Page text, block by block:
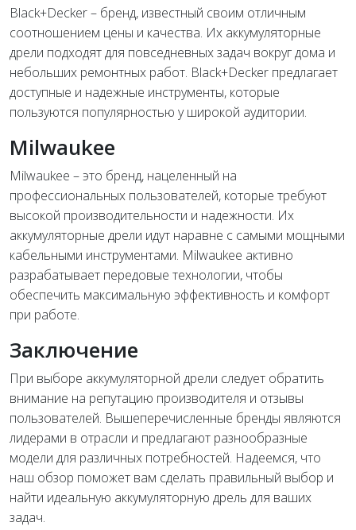
Black+Decker – бренд, известный своим отличным
соотношением цены и качества. Их аккумуляторные
дрели подходят для повседневных задач вокруг дома и
небольших ремонтных работ. Black+Decker предлагает
доступные и надежные инструменты, которые
пользуются популярностью у широкой аудитории.
Milwaukee
Milwaukee – это бренд, нацеленный на
профессиональных пользователей, которые требуют
высокой производительности и надежности. Их
аккумуляторные дрели идут наравне с самыми мощными
кабельными инструментами. Milwaukee активно
разрабатывает передовые технологии, чтобы
обеспечить максимальную эффективность и комфорт
при работе.
Заключение
При выборе аккумуляторной дрели следует обратить
внимание на репутацию производителя и отзывы
пользователей. Вышеперечисленные бренды являются
лидерами в отрасли и предлагают разнообразные
модели для различных потребностей. Надеемся, что
наш обзор поможет вам сделать правильный выбор и
найти идеальную аккумуляторную дрель для ваших
задач.